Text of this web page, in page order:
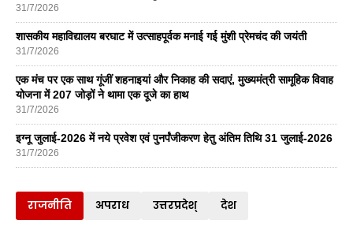
31/7/2026
शासकीय महाविद्यालय बरघाट में उत्साहपूर्वक मनाई गई मुंशी प्रेमचंद की जयंती
31/7/2026
एक मंच पर एक साथ गूंजीं शहनाइयां और निकाह की सदाएं, मुख्यमंत्री सामूहिक विवाह
योजना में 207 जोड़ों ने थामा एक दूजे का हाथ
31/7/2026
इग्नू जुलाई-2026 में नये प्रवेश एवं पुनर्पंजीकरण हेतु अंतिम तिथि 31 जुलाई-2026
31/7/2026
राजनीति अपराध उत्तरप्रदेश् देश